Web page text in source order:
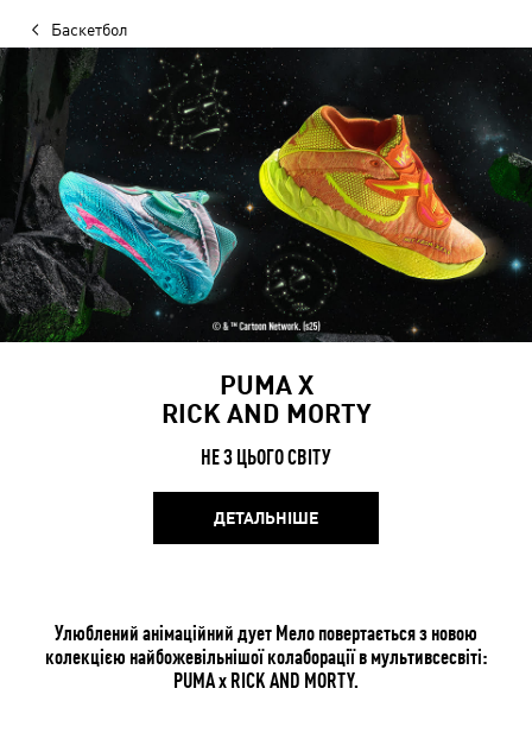
Баскетбол
PUMA Х
RICK AND MORTY
НЕ З ЦЬОГО СВІТУ
ДЕТАЛЬНІШЕ
Улюблений анімаційний дует Мело повертається з новою
колекцією найбожевільнішої колаборації в мультивсесвіті:
PUMA x RICK AND MORTY.